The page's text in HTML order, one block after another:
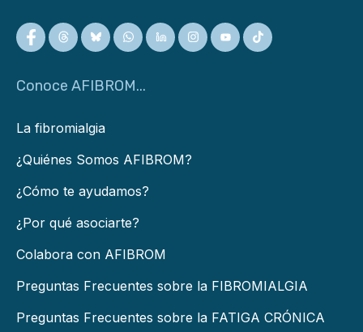
Conoce AFIBROM...
La fibromialgia
¿Quiénes Somos AFIBROM?
¿Cómo te ayudamos?
¿Por qué asociarte?
Colabora con AFIBROM
Preguntas Frecuentes sobre la FIBROMIALGIA
Preguntas Frecuentes sobre la FATIGA CRÓNICA